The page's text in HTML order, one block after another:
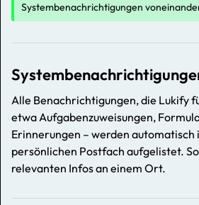
Systembenachrichtigungen
Alle Benachrichtigungen, die Lukify
etwa Aufgabenzuweisungen,
Erinnerungen – werden automatisch
persönlichen Postfach aufgelistet.
relevanten Infos an einem Ort.